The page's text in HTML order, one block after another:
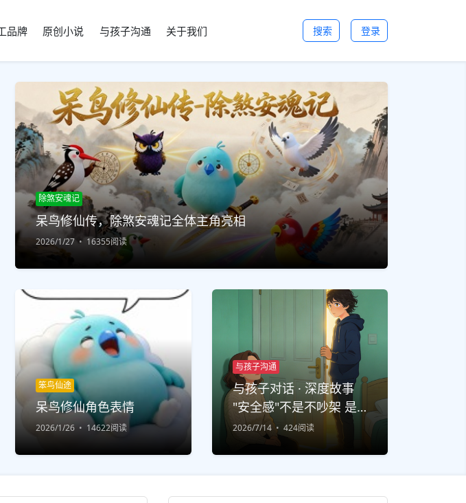
品牌 原创小说 与孩子沟通 关于我们 搜索 登录
除煞安魂记
呆鸟修仙传，除煞安魂记全体主角亮相
2026/1/27 16355阅读
笨鸟仙途
呆鸟修仙角色表情
2026/1/26 14622阅读
与孩子沟通
与孩子对话 · 深度故事
"安全感"不是不吵架 是
吵完还能说话
2026/7/14 424阅读